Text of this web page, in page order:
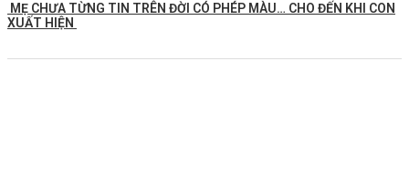
MẸ CHƯA TỪNG TIN TRÊN ĐỜI CÓ PHÉP MÀU… CHO ĐẾN KHI CON
XUẤT HIỆN